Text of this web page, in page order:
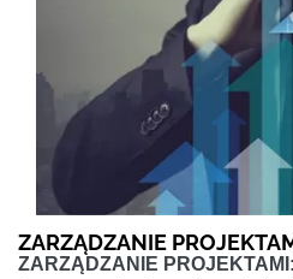
ZARZĄDZANIE
ZARZĄDZANIE